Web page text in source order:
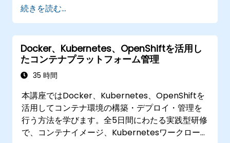
キルが身につきます。具体的には、コンテナ化さ
れたアプリケーションの構築方法やKubernetes
リソースの管理手法、OpenShiftを活用した現代
的な開発・運用フローの実践が可能になります。
続きを読む...
Docker、Kubernetes、OpenShiftを活用し
たコンテナプラットフォーム管理
35 時間
本講座ではDocker、Kubernetes、OpenShiftを
活用してコンテナ環境の構築・デプロイ・管理を
行う方法を学びます。全5日間にわたる実践型研修
で、コンテナイメージ、Kubernetesワークロー